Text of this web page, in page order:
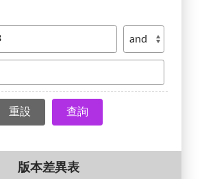
查詢
版本差異表